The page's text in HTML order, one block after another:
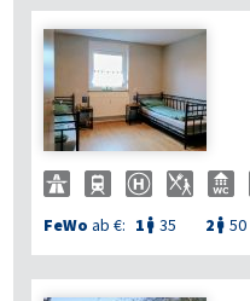
FeWo ab €: 1  35 2  50